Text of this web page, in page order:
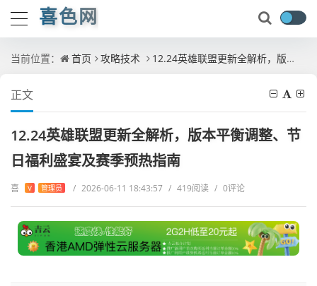
喜色网
当前位置： 首页 攻略技术 12.24英雄联盟更新全解析，版本平衡调整、节日福利盛宴及赛季预热指南
正文
12.24英雄联盟更新全解析，版本平衡调整、节
日福利盛宴及赛季预热指南
喜 V 管理员 / 2026-06-11 18:43:57 / 419阅读 / 0评论